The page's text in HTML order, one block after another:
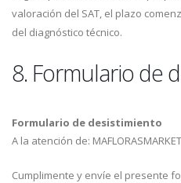
valoración del SAT, el plazo
del diagnóstico técnico.
8. Formulario de
Formulario de desistimiento
A la atención de:
Cumplimente y envíe el presente